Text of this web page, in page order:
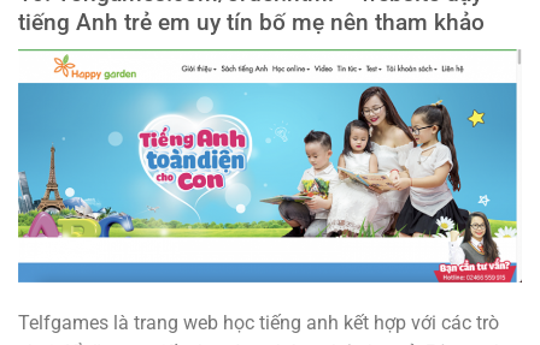
tiếng Anh trẻ em uy tín bố mẹ nên tham khảo
Telfgames là trang web học tiếng anh kết hợp với các trò